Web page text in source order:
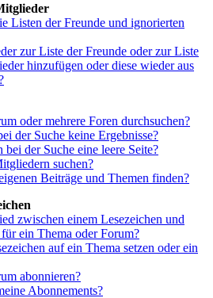
Listen der Freunde und ignorierten
zur Liste der Freunde oder zur Liste
hinzufügen oder diese wieder aus
oder mehrere Foren durchsuchen?
der Suche keine Ergebnisse?
der Suche eine leere Seite?
suchen?
Beiträge und Themen finden?
zwischen einem Lesezeichen und
ein Thema oder Forum?
auf ein Thema setzen oder ein
abonnieren?
Abonnements?